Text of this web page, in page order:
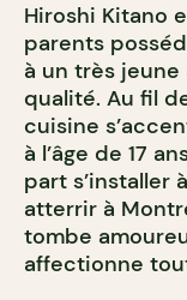
Hiroshi Kitano
parents
à un très
qualité. Au fil
cuisine
à l’âge de 17
part s’installer
atterrir à
tombe
affectionne